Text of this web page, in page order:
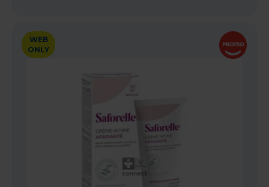
WEB
ONLY